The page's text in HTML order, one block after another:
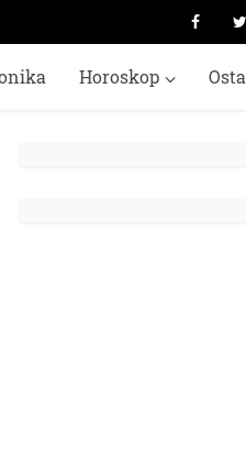
Horoskop